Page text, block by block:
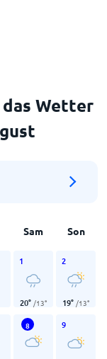
Wetter
Sam Son
1
20° /13°
2
19° /13°
8 9